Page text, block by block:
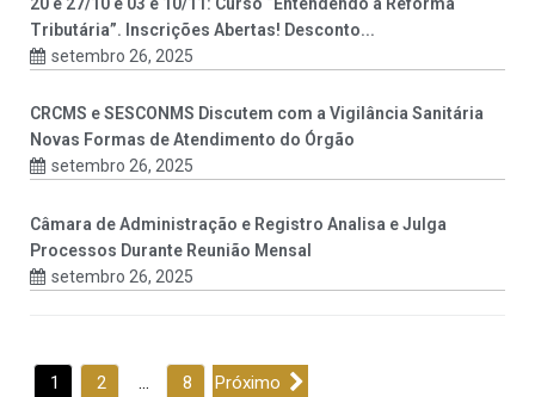
Tributária”. Inscrições Abertas! Desconto...
setembro 26, 2025
CRCMS e SESCONMS Discutem com a Vigilância Sanitária
Novas Formas de Atendimento do Órgão
setembro 26, 2025
Câmara de Administração e Registro Analisa e Julga
Processos Durante Reunião Mensal
setembro 26, 2025
1 2 … 8 Próximo